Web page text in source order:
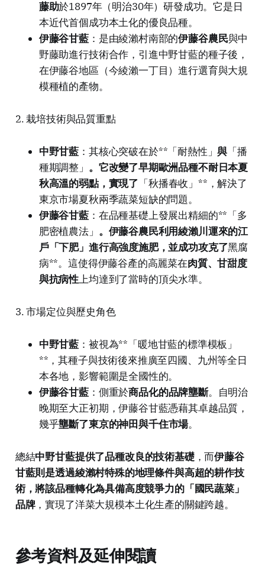
藤助於1897年（明治30年）研發成功。它是日
本近代首個成功本土化的優良品種。
伊藤谷甘藍：是由綾瀨村南部的伊藤谷農民與中
野藤助進行技術合作，引進中野甘藍的種子後，
在伊藤谷地區（今綾瀨一丁目）進行選育與大規
模種植的產物。
2. 栽培技術與品質重點
中野甘藍 ：其核心突破在於**「耐熱性」與 「播
種期調整」 。它改變了早期歐洲品種不耐日本夏
秋高溫的弱點，實現了 「秋播春收」**，解決了
東京市場夏秋兩季蔬菜短缺的問題。
伊藤谷甘藍：在品種基礎上發展出精細的**「多
肥密植農法」 。伊藤谷農民利用綾瀨川運來的江
戶「下肥」進行高強度施肥，並成功攻克了黑腐
病**。這使得伊藤谷產的高麗菜在肉質、甘甜度
與抗病性上均達到了當時的頂尖水準。
3. 市場定位與歷史角色
中野甘藍 ：被視為**「暖地甘藍的標準模板」
**，其種子與技術後來推廣至四國、九州等全日
本各地，影響範圍是全國性的。
伊藤谷甘藍：側重於商品化的品牌壟斷。自明治
晚期至大正初期，伊藤谷甘藍憑藉其卓越品質，
幾乎壟斷了東京的神田與千住市場。
總結中野甘藍提供了品種改良的技術基礎，而伊藤谷
甘藍則是透過綾瀨村特殊的地理條件與高超的耕作技
術，將該品種轉化為具備高度競爭力的「國民蔬菜」
品牌，實現了洋菜大規模本土化生產的關鍵跨越。
參考資料及延伸閱讀